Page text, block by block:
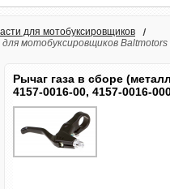
для мотобуксировщиков
мотобуксировщиков
Рычаг газа в сборе
4157-0016-00, 4157-0016-